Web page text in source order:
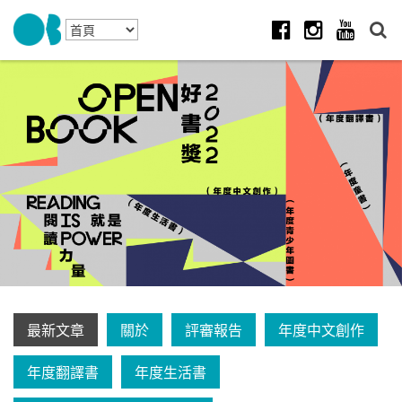
Skip to navigation
移至主內容
最新文章 關於 評審報告
年度中文創作
年度翻譯書
年度生活書